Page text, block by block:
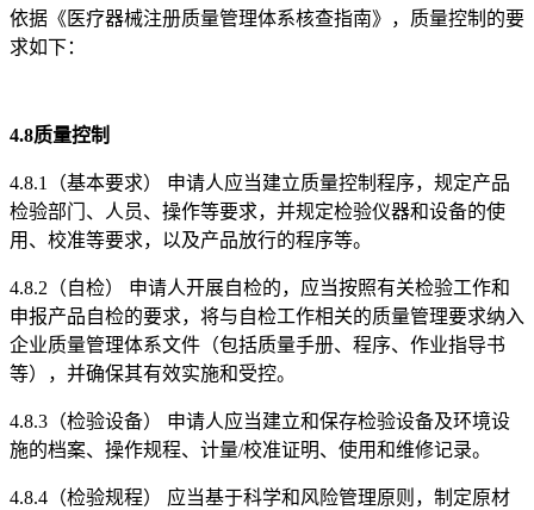
依据《医疗器械注册质量管理体系核查指南》，质量控制的要
求如下：
4.8质量控制
4.8.1（基本要求） 申请人应当建立质量控制程序，规定产品
检验部门、人员、操作等要求，并规定检验仪器和设备的使
用、校准等要求，以及产品放行的程序等。
4.8.2（自检） 申请人开展自检的，应当按照有关检验工作和
申报产品自检的要求，将与自检工作相关的质量管理要求纳入
企业质量管理体系文件（包括质量手册、程序、作业指导书
等），并确保其有效实施和受控。
4.8.3（检验设备） 申请人应当建立和保存检验设备及环境设
施的档案、操作规程、计量/校准证明、使用和维修记录。
4.8.4（检验规程） 应当基于科学和风险管理原则，制定原材